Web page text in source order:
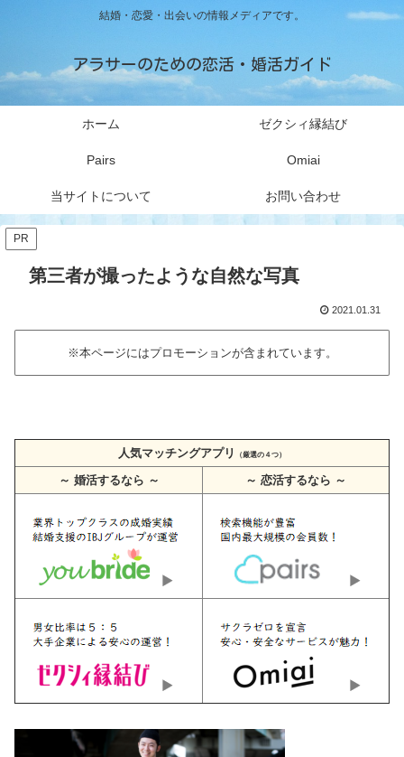
結婚・恋愛・出会いの情報メディアです。
アラサーのための恋活・婚活ガイド
ホーム ゼクシィ縁結び
Pairs Omiai
当サイトについて お問い合わせ
PR
第三者が撮ったような自然な写真
2021.01.31
※本ページにはプロモーションが含まれています。
人気マッチングアプリ （厳選の４つ）
～ 婚活するなら ～ ～ 恋活するなら ～